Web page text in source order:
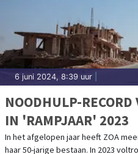
6 juni 2024, 8:39 uur
NOODHULP-
IN 'RAMPJAAR' 2023
In het afgelopen jaar heeft ZOA
haar 50-jarige bestaan. In 2023